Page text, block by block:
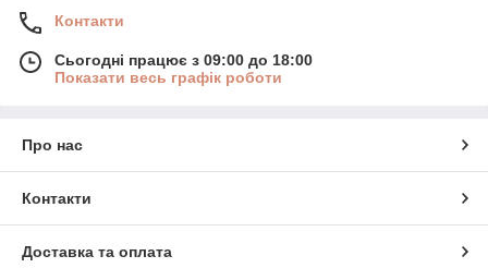
Контакти
Сьогодні працює з 09:00 до 18:00
Показати весь графік роботи
Про нас
Контакти
Доставка та оплата